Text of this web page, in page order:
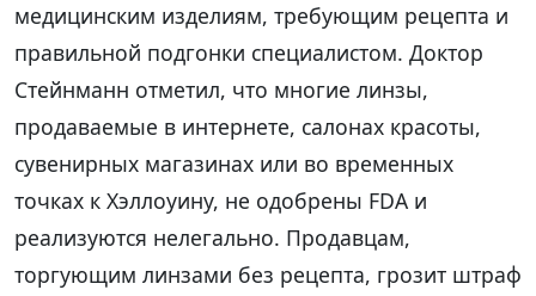
медицинским изделиям, требующим рецепта и
правильной подгонки специалистом. Доктор
Стейнманн отметил, что многие линзы,
продаваемые в интернете, салонах красоты,
сувенирных магазинах или во временных
точках к Хэллоуину, не одобрены FDA и
реализуются нелегально. Продавцам,
торгующим линзами без рецепта, грозит штраф